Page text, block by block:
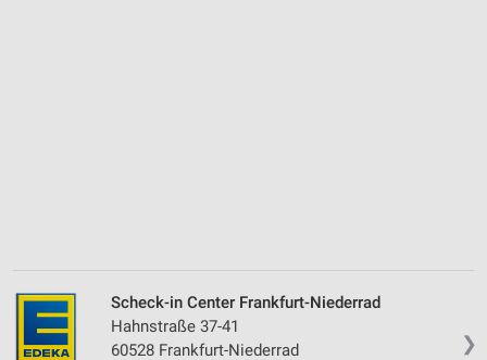
❯
Scheck-in Center Frankfurt-Niederrad
Hahnstraße 37-41
60528 Frankfurt-Niederrad